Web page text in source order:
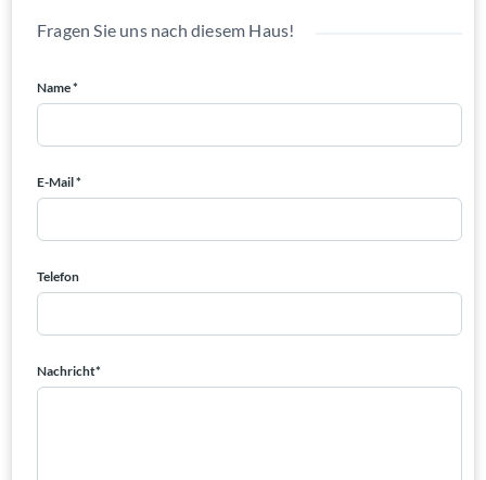
Fragen Sie uns nach diesem Haus!
Name *
E-Mail *
Telefon
Nachricht*